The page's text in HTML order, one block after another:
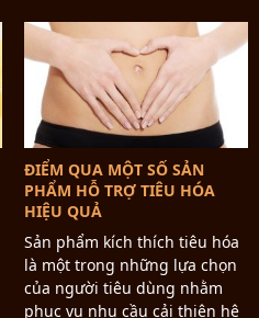
ĐIỂM QUA MỘT SỐ SẢN
PHẨM HỖ TRỢ TIÊU HÓA
HIỆU QUẢ
Sản phẩm kích thích tiêu hóa
là một trong những lựa chọn
của người tiêu dùng nhằm
phục vụ nhu cầu cải thiện hệ